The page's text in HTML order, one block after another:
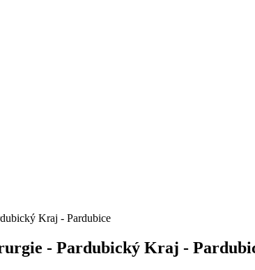
Kraj - Pardubice
- Pardubický Kraj -